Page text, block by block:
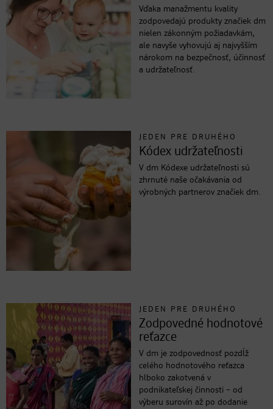
Vďaka manažmentu kvality
zodpovedajú produkty značiek dm
nielen zákonným požiadavkám,
ale navyše vyhovujú aj najvyšším
nárokom na bezpečnosť, účinnosť
a udržateľnosť.
JEDEN PRE DRUHÉHO
Kódex udržateľnosti
V dm Kódexe udržateľnosti sú
zhrnuté naše očakávania od
výrobných partnerov značiek dm.
JEDEN PRE DRUHÉHO
Zodpovedné hodnotové
reťazce
V dm je zodpovednosť pozdĺž
celého hodnotového reťazca
hlboko zakotvená v
podnikateľskej činnosti – od
výberu surovín až po dodanie